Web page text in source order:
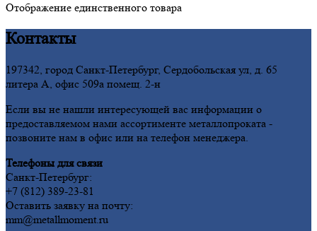
Отображение единственного товара
Контакты
197342, город Санкт-Петербург, Сердобольская ул, д. 65
литера А, офис 509а помещ. 2-н
Если вы не нашли интересующей вас информации о
предоставляемом нами ассортименте металлопроката -
позвоните нам в офис или на телефон менеджера.
Телефоны для связи
Санкт-Петербург:
+7 (812) 389-23-81
Оставить заявку на почту:
mm@metallmoment.ru